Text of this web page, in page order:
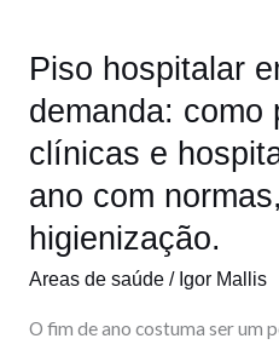
Piso hospitalar
demanda: como
clínicas e
ano com
higienização.
Areas de saúde/ Igor Mallis
O fim de ano costuma ser um
como
preparar
e
hospitais
para
o
de